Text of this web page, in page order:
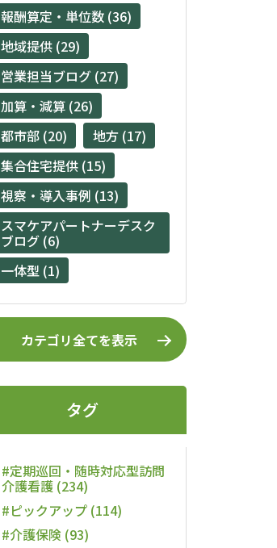
報酬算定・単位数 (36)
地域提供 (29)
営業担当ブログ (27)
加算・減算 (26)
都市部 (20)
地方 (17)
集合住宅提供 (15)
視察・導入事例 (13)
スマケアパートナーデスク
ブログ (6)
一体型 (1)
カテゴリ全てを表示
タグ
#定期巡回・随時対応型訪問
介護看護 (234)
#ピックアップ (114)
#介護保険 (93)